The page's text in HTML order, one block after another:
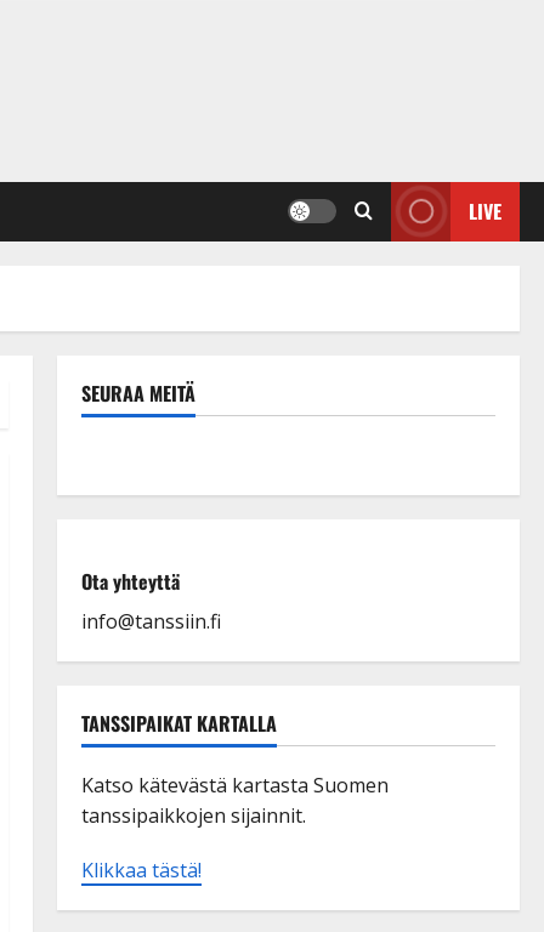
LIVE
SEURAA MEITÄ
Ota yhteyttä
info@tanssiin.fi
TANSSIPAIKAT KARTALLA
Katso kätevästä kartasta Suomen
tanssipaikkojen sijainnit.
Klikkaa tästä!